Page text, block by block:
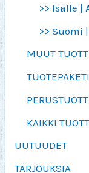
>> Isälle |
>> Suomi
MUUT
KAIKKI
UUTUUDET
TARJOUKSIA